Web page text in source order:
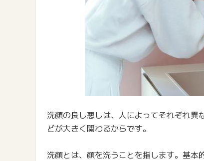
洗顔の良し悪しは、人によってそれぞれ
どが大きく関わるからです。
洗顔とは、顔を洗うことを指します。基本